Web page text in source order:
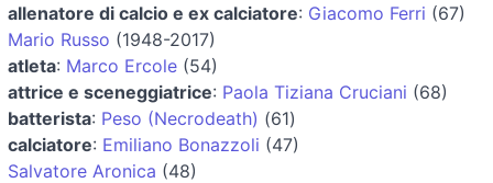
allenatore di calcio e ex calciatore: Giacomo Ferri (67)
Mario Russo (1948-2017)
atleta: Marco Ercole (54)
attrice e sceneggiatrice: Paola Tiziana Cruciani (68)
batterista: Peso (Necrodeath) (61)
calciatore: Emiliano Bonazzoli (47)
Salvatore Aronica (48)